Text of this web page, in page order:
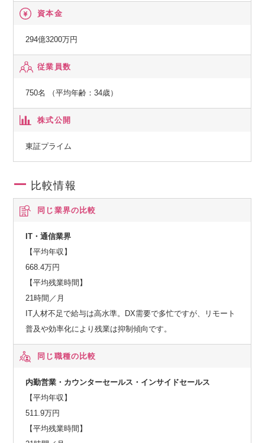
資本金
294億3200万円
従業員数
750名 （平均年齢：34歳）
株式公開
東証プライム
比較情報
同じ業界の比較
IT・通信業界
【平均年収】
668.4万円
【平均残業時間】
21時間／月
IT人材不足で給与は高水準。DX需要で多忙ですが、リモート
普及や効率化により残業は抑制傾向です。
同じ職種の比較
内勤営業・カウンターセールス・インサイドセールス
【平均年収】
511.9万円
【平均残業時間】